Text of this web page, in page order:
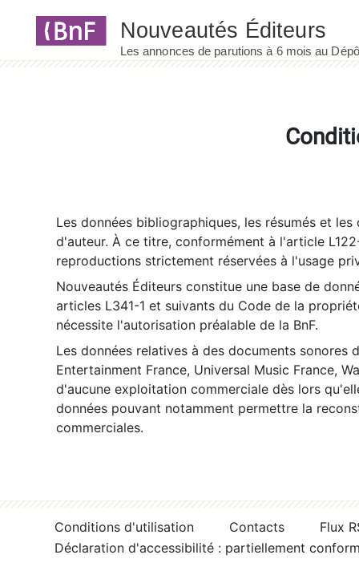
Les données bibliographiques, les résumés et
d'auteur. À ce titre, conformément à l'article
reproductions strictement réservées à l'usage
Nouveautés Éditeurs constitue une base de
articles L341-1 et suivants du Code de la
nécessite l'autorisation préalable de la BnF.
Les données relatives à des documents sonores
Entertainment France, Universal Music France,
d'aucune exploitation commerciale dès lors
données pouvant notamment permettre la
commerciales.
Conditions d'utilisation Contacts
Flux
Déclaration d'accessibilité : partiellement